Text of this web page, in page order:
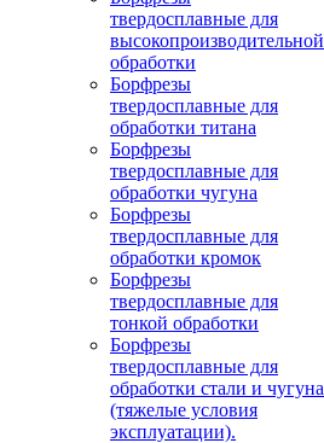
твердосплавные для
высокопроизводительной
обработки
Борфрезы
твердосплавные для
обработки титана
Борфрезы
твердосплавные для
обработки чугуна
Борфрезы
твердосплавные для
обработки кромок
Борфрезы
твердосплавные для
тонкой обработки
Борфрезы
твердосплавные для
обработки стали и чугуна
(тяжелые условия
эксплуатации).